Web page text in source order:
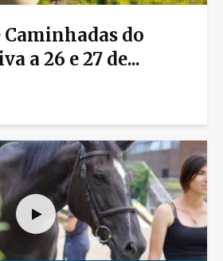
Caminhadas do
a 26 e 27 de...